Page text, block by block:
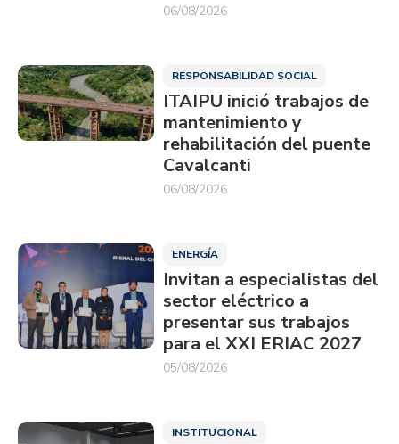
06/08/2026
RESPONSABILIDAD SOCIAL
ITAIPU inició trabajos de
mantenimiento y
rehabilitación del puente
Cavalcanti
06/08/2026
ENERGÍA
Invitan a especialistas del
sector eléctrico a
presentar sus trabajos
para el XXI ERIAC 2027
05/08/2026
INSTITUCIONAL